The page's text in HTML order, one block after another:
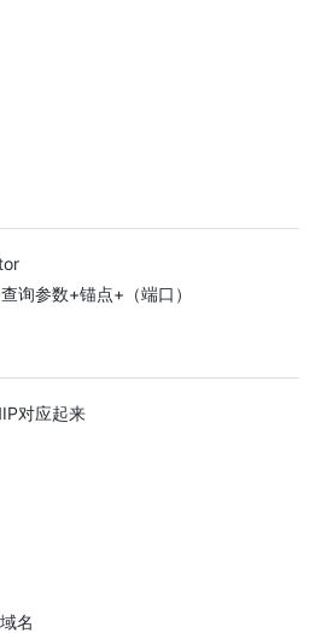
询参数+锚点+（端口）
对应起来
名